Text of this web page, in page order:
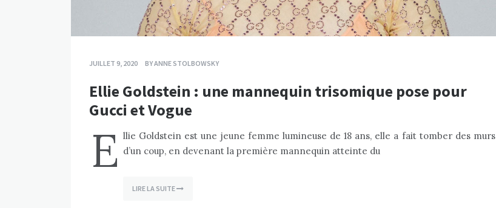
JUILLET 9, 2020 BYANNE STOLBOWSKY
Ellie Goldstein : une mannequin trisomique pose pour
Gucci et Vogue
E llie Goldstein est une jeune femme lumineuse de 18 ans, elle a fait tomber des murs
d’un coup, en devenant la première mannequin atteinte du
LIRE LA SUITE